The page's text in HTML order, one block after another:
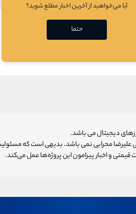
در حال بارگذازی
دیجیتال می باشد.
علیرضا محرابی نمی باشد. بدیهی است که
و اخبار پیرامون این پروژه‌‌ها عمل می‌کند.
آیا می‌خواهید از آخرین اخبار مطلع شوید؟
حتما